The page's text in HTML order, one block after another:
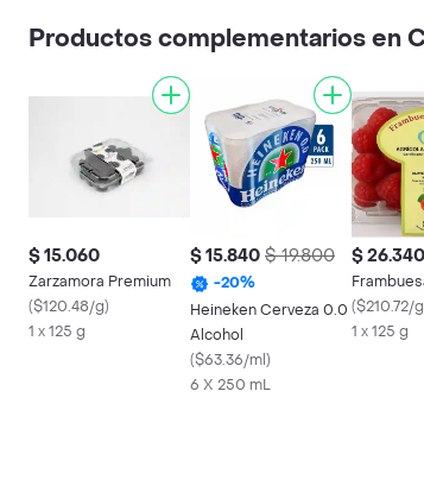
Productos complementarios en
$ 15.060
Zarzamora Premium
($120.48/g)
1 x 125 g
$ 15.840 $ 19.800
-20%
Heineken Cerveza 0.0
Alcohol
($63.36/ml)
6 X 250 mL
$ 26.340
($210.72/g
1 x 125 g